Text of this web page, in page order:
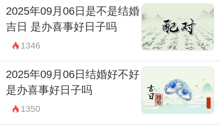
宜：求嗣 嫁娶 移徙 入宅 开市 交易 安葬 祈
福 订婚
忌：造船 乘船 修造 动土
01:00-02:59 丑时
财神：正东
宜：祈福 求嗣 订婚 嫁娶 出行 求财 开市 交
易 安床 祭祀
2025年09月06日是不是结婚
吉日 是办喜事好日子吗
1346
2025年09月06日结婚好不好
是办喜事好日子吗
1350